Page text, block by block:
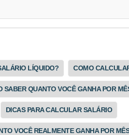
LÍQUIDO? COMO
SABER QUANTO VOCÊ GANHA POR
DICAS PARA CALCULAR SALÁRIO
VOCÊ REALMENTE GANHA POR